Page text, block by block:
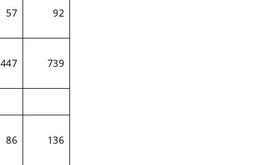
57 92
447 739
86 136